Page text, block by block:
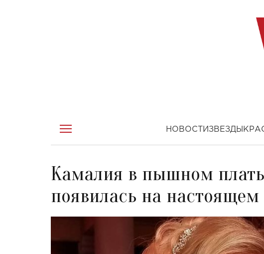
НОВОСТИ ЗВЕЗДЫ
Камалия в пышном
появилась на настоящем